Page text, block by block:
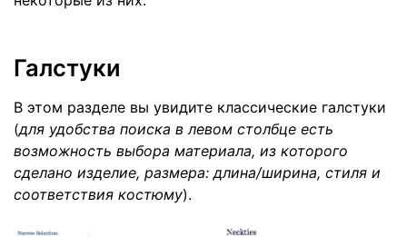
Галстуки
В этом разделе вы увидите классические галстуки
(для удобства поиска в левом столбце есть
возможность выбора материала, из которого
сделано изделие, размера: длина/ширина, стиля и
соответствия костюму).